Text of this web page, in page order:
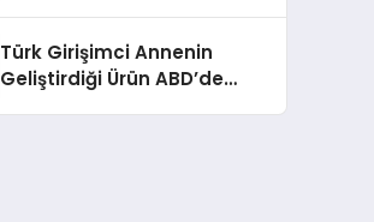
Türk Girişimci Annenin
Geliştirdiği Ürün ABD’de